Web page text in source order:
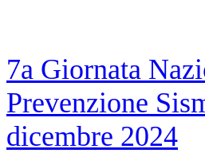
7a Giornata
Prevenzione
dicembre 2024